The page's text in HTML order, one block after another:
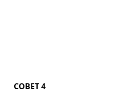
СОВЕТ 4